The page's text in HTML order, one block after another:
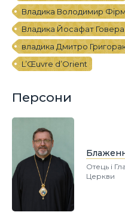
Владика Володимир
Владика Йосафат Говера
владика Дмитро
L’Œuvre d’Orient
Персони
Отець і
Церкви